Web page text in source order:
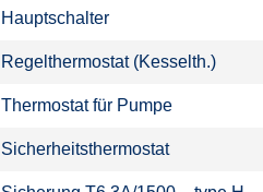
Hauptschalter
Regelthermostat (Kesselth.)
Thermostat für Pumpe
Sicherheitsthermostat